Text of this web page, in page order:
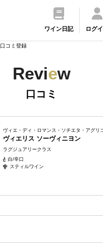
ワイン日記 ログ
口コミ登録
Review
口コミ
ヴィエ・ディ・ロマンス・ソチエタ・アグリ
ヴィエリス ソーヴィニヨン
ラグジュアリークラス
白/辛口
スティルワイン